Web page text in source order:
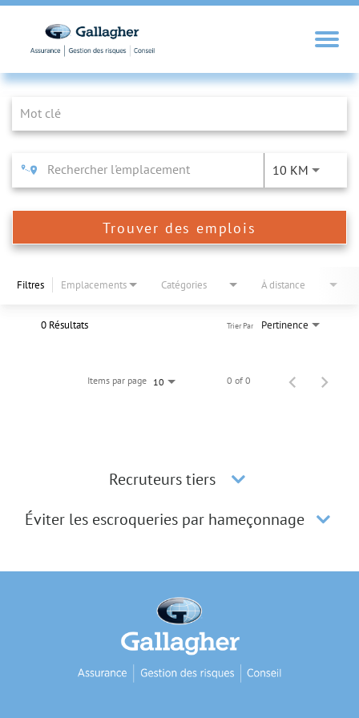
Job Search Page
10 KM
Trouver des emplois
Filtres Emplacements Catégories À distance
0 Résultats Pertinence
Trier Par
Items par page 10 0 of 0
Recruteurs tiers
Éviter les escroqueries par hameçonnage